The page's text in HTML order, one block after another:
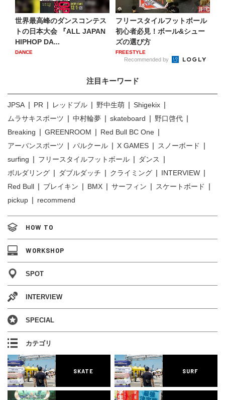
世界最高峰のダンスコンテス
トの日本大会 『ALL JAPAN
HIPHOP DA...
DANCE
フリースタイルフットボール
初心者必見！ボール&シュー
ズの選び方
FREESTYLE
Recommended by
注目キーワード
JPSA PR レッドブル 野中生萌
Shigekix
ムラサキスポーツ
中村輪夢 skateboard
野口啓代
Breaking
GREENROOM
Red Bull BC One
アーバンスポーツ
パルクール X GAMES
スノーボード
surfing
フリースタイルフットボール
ダンス
ボルダリング
ダブルダッチ クライミング
INTERVIEW
Red Bull
ブレイキン BMX サーフィン
スケートボード
pickup
recommend
HOW TO
WORKSHOP
SPOT
INTERVIEW
SPECIAL
カテゴリ
SKATE SURF